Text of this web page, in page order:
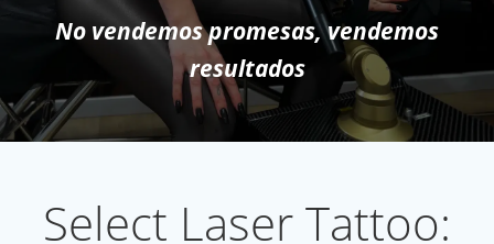
No vendemos promesas, vendemos
resultados
Select Laser Tattoo: